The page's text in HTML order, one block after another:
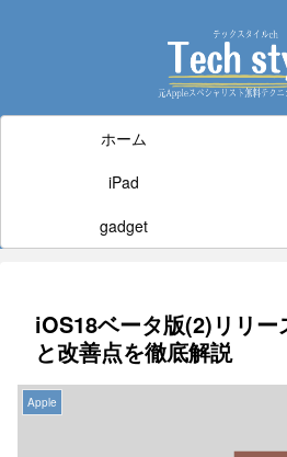
ホーム
iPad
gadget
iOS18ベータ版(2)リリ
と改善点を徹底解説
Apple